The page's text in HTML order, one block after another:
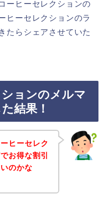
ーヒーセレクションの
ヒーセレクションのラ
たらシェアさせていた
ョンのメルマ
結果！
ヒーセレク
お得な割引
のかな